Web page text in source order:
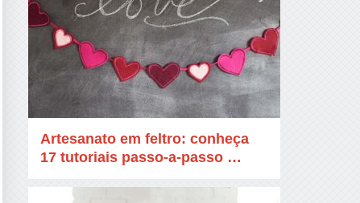
Artesanato em feltro: conheça
17 tutoriais passo-a-passo …